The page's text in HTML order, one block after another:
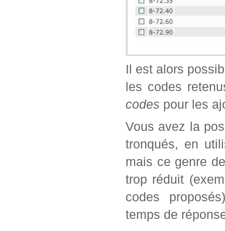
Il est alors
les codes
codes pour les
Vous avez la
tronqués, en
mais ce genre
trop réduit
codes
temps de